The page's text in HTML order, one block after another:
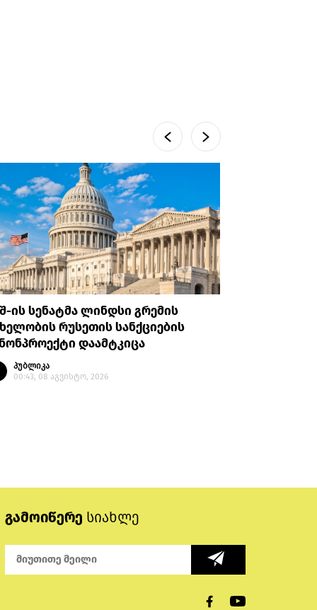
ის სენატმა ლინდსი გრემის
რუსეთის სანქციების
დაამტკიცა
პუბლიკა
00:43, 08 აგვისტო, 2026
გამოიწერე სიახლე